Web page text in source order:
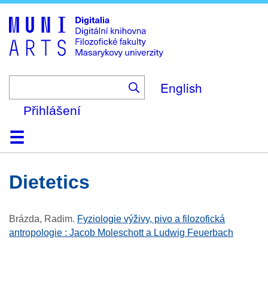
to
main
content
English
Přihlášení
DomůKolekce
Prohlížení
Vyhledávání
O platformě
Nápověda
KontaktDigitalia
dietetics
Brázda, Radim. Fyziologie výživy, pivo a filozofická
antropologie : Jacob Moleschott a Ludwig Feuerbach